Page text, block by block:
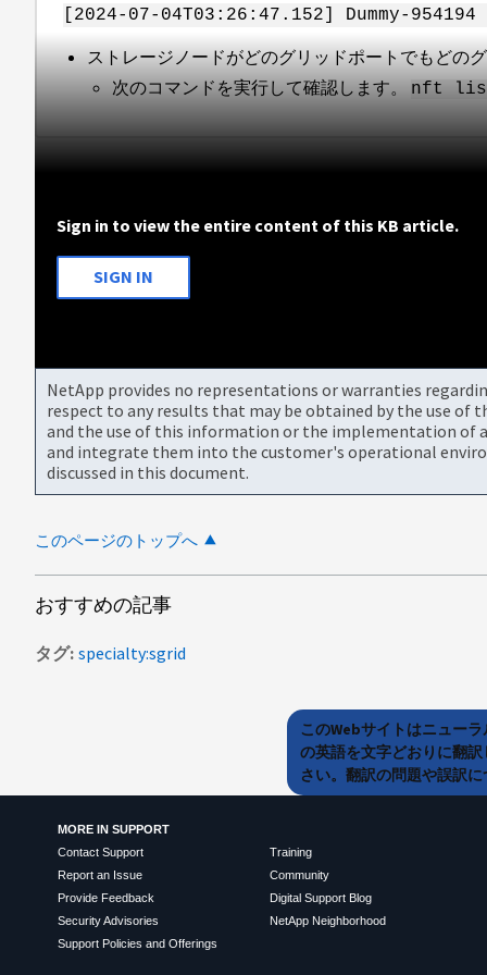
[2024-07-04T03:26:47.152] Dummy-
ストレージノードがどのグリッドポートでもどの
次のコマンドを実行して確認します。 nft
Sign in to view the entire content of this KB article.
SIGN IN
NetApp provides no representations or warranties
respect to any results that may be obtained by the use of
and the use of this information or the implementation of
and integrate them into the customer's operational
discussed in this document.
このページのトップへ
おすすめの記事
タグ specialty:sgrid
このWebサイトはニュー
の英語を文字どおりに翻
さい。翻訳の問題や誤訳
MORE IN SUPPORT
Contact Support
Report an Issue
Provide Feedback
Security Advisories
Support Policies and Offerings
Training
Community
Digital Support Blog
NetApp Neighborhood